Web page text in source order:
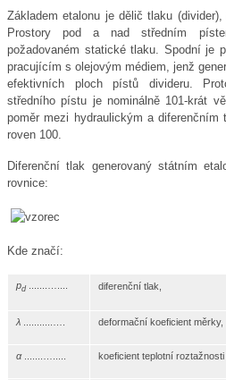
Základem etalonu je dělič tlaku
Prostory pod a nad středním
požadovaném statické tlaku. Spodní je
pracujícím s olejovým médiem, jenž
efektivních ploch pístů divideru.
středního pístu je nominálně 101-krát
poměr mezi hydraulickým a diferenčním
roven 100.
Diferenční tlak generovaný státním
rovnice:
Kde značí:
pd.......….... diferenční tlak,
λ deformační koeficient měrky,
α.......…..... koeficient teplotní roztažnosti